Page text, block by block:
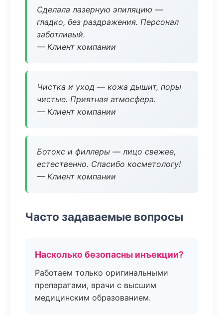
Сделала лазерную эпиляцию —
гладко, без раздражения. Персонал
заботливый.
— Клиент компании
Чистка и уход — кожа дышит, поры
чистые. Приятная атмосфера.
— Клиент компании
Ботокс и филлеры — лицо свежее,
естественно. Спасибо косметологу!
— Клиент компании
Часто задаваемые вопросы
Насколько безопасны инъекции?
Работаем только оригинальными
препаратами, врачи с высшим
медицинским образованием.